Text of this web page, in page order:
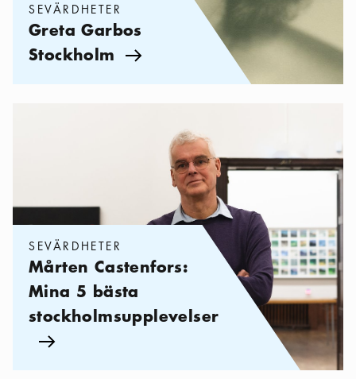
SEVÄRDHETER
Greta Garbos
Stockholm Pil ikon
SEVÄRDHETER
Mårten Castenfors:
Mina 5 bästa
stockholmsupplevelser
Pil ikon